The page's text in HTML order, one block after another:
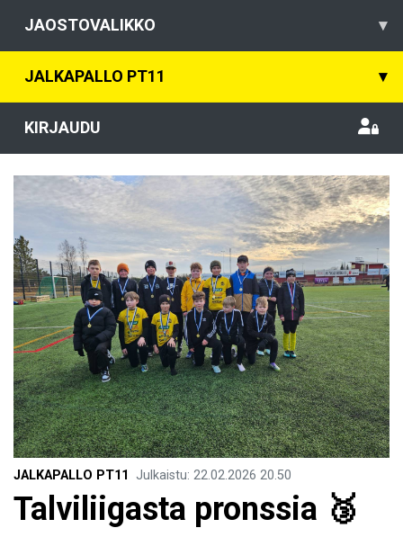
JAOSTOVALIKKO ▾
JALKAPALLO PT11 ▾
KIRJAUDU
JALKAPALLO PT11 Julkaistu: 22.02.2026 20.50
Talviliigasta pronssia 🥉